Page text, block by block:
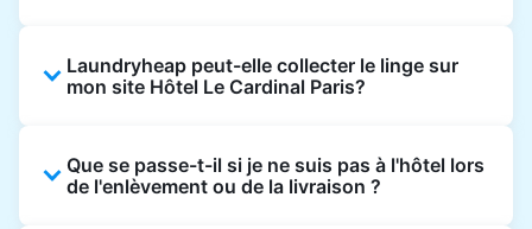
fonction de l'établissement et du vêtement et
sont souvent beaucoup plus élevés.
transparente, basée sur les articles, de sorte
que vous ne payez que pour ce que vous
Laundryheap peut-elle collecter le linge sur
mon site Hôtel Le Cardinal Paris?
directement à la réception de l'hôtel à l'heure
prévue et vous restituer les articles nettoyés
Que se passe-t-il si je ne suis pas à l'hôtel lors
de l'enlèvement ou de la livraison ?